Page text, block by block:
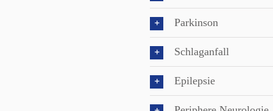
Parkinson
Schlaganfall
Epilepsie